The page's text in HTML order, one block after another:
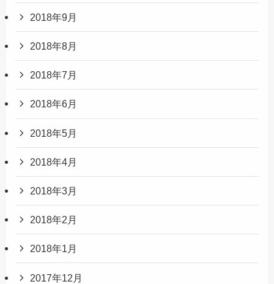
2018年9月
2018年8月
2018年7月
2018年6月
2018年5月
2018年4月
2018年3月
2018年2月
2018年1月
2017年12月